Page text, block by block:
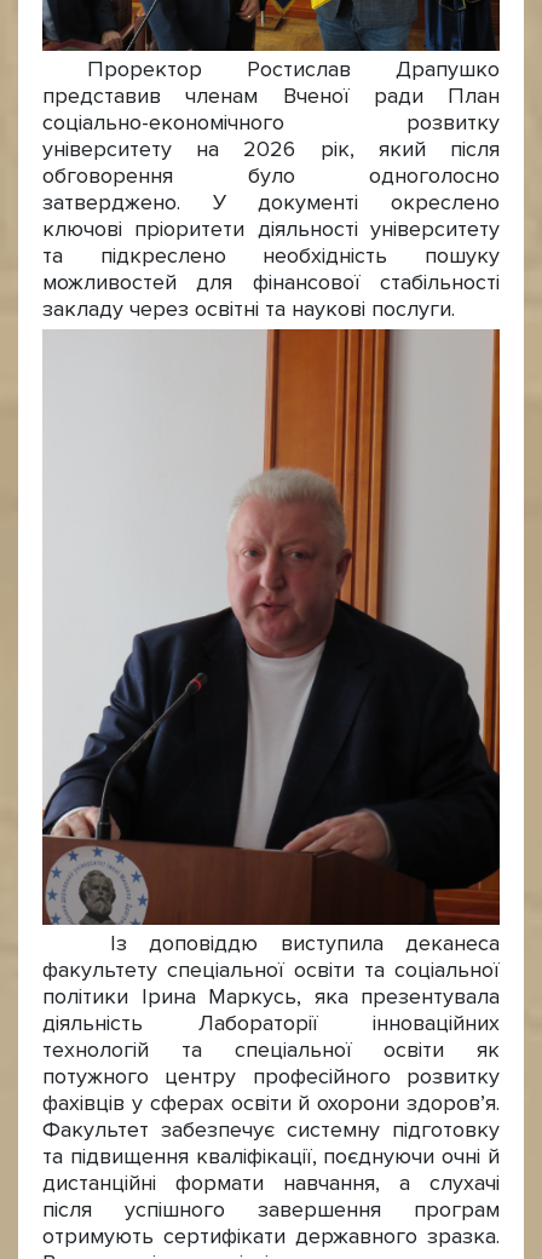
Проректор Ростислав Драпушко
представив членам Вченої ради План
соціально-економічного розвитку
університету на 2026 рік, який після
обговорення було одноголосно
затверджено. У документі окреслено
ключові пріоритети діяльності університету
та підкреслено необхідність пошуку
можливостей для фінансової стабільності
закладу через освітні та наукові послуги.
Із доповіддю виступила деканеса
факультету спеціальної освіти та соціальної
політики Ірина Маркусь, яка презентувала
діяльність Лабораторії інноваційних
технологій та спеціальної освіти як
потужного центру професійного розвитку
фахівців у сферах освіти й охорони здоров’я.
Факультет забезпечує системну підготовку
та підвищення кваліфікації, поєднуючи очні й
дистанційні формати навчання, а слухачі
після успішного завершення програм
отримують сертифікати державного зразка.